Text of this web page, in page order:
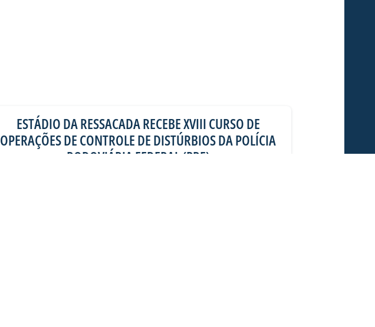
ESTÁDIO DA RESSACADA RECEBE XVIII CURSO DE
OPERAÇÕES DE CONTROLE DE DISTÚRBIOS DA POLÍCIA
RODOVIÁRIA FEDERAL (PRF)